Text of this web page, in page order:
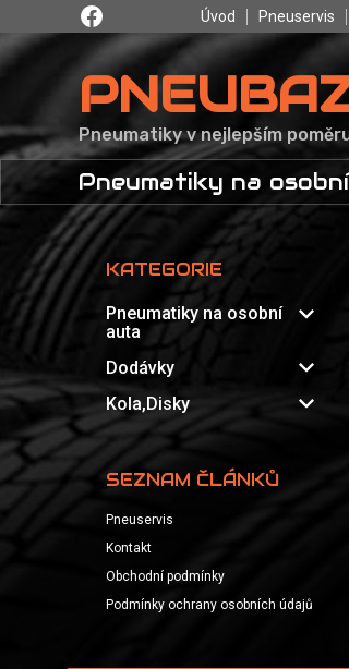
Úvod Pneuservis
Pneumatiky v nejlepším
Pneumatiky na
KATEGORIE
Pneumatiky na osobní
auta
expand_more
Dodávky expand_more
Kola,Disky expand_more
SEZNAM ČLÁNKŮ
Pneuservis
Kontakt
Obchodní podmínky
Podmínky ochrany osobních údajů